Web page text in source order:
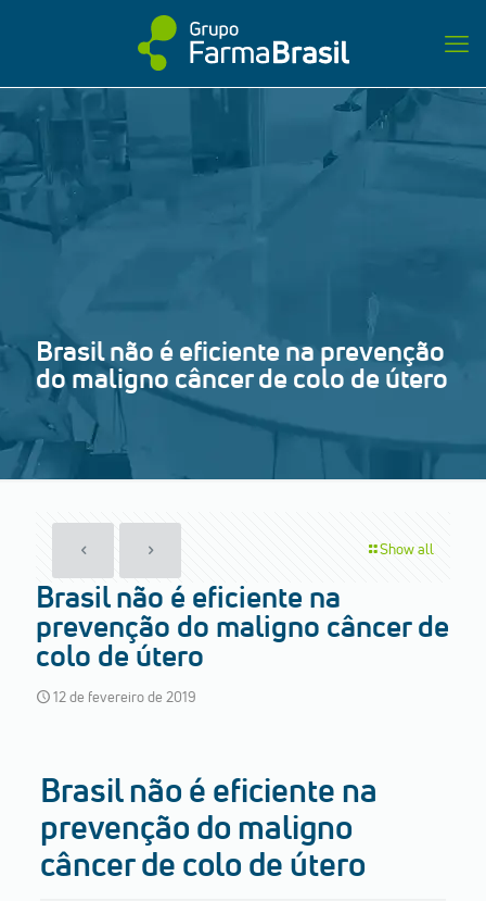
Brasil não é eficiente na prevenção
do maligno câncer de colo de útero
Show all
Brasil não é eficiente na
prevenção do maligno câncer de
colo de útero
12 de fevereiro de 2019
Brasil não é eficiente na
prevenção do maligno
câncer de colo de útero